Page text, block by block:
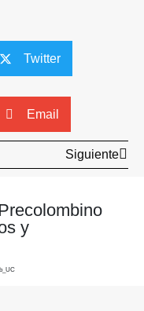
Twitter
Email
Siguiente
y